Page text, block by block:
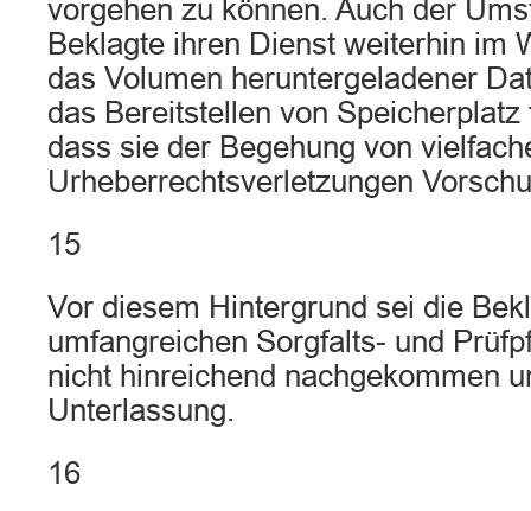
vorgehen zu können. Auch der
Beklagte ihren Dienst weiterhin im
das Volumen heruntergeladener
das Bereitstellen von
dass sie der Begehung von
Urheberrechtsverletzungen
15
Vor diesem Hintergrund sei die
umfangreichen Sorgfalts- und
nicht hinreichend nachgekommen
Unterlassung.
16